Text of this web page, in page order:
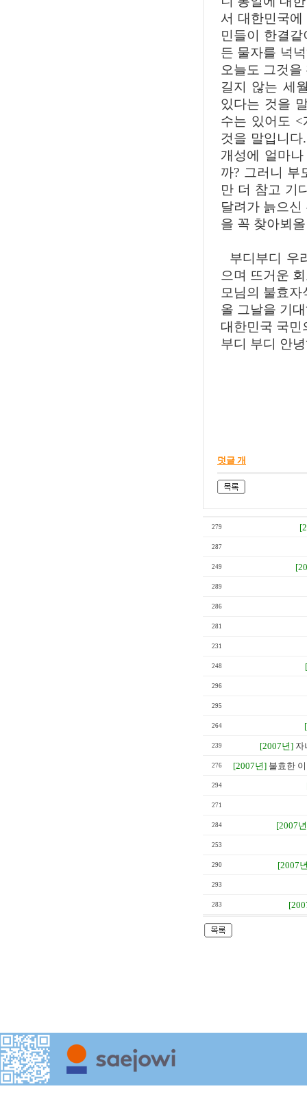
서 대한민국
민들이 한결
든 물자를 넉
오늘도 그것
길지 않는 세
있다는 것을
수는 있어도
것을 말입니
개성에 얼마
까? 그러니 부
만 더 참고 기
달려가 늙으
을 꼭 찾아뵈
부디부디 우
으며 뜨거운
모님의 불효
올 그날을 기
대한민국 국민
부디 부디 안
덧글 개
279
287
249
289
286
281
231
248
296
295
264
239 [2007년] 자
276 [2007년] 불효한
294
271
284 [2007
253
290 [2007
293
283